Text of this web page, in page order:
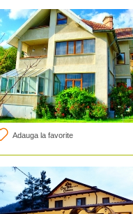
Adauga la favorite